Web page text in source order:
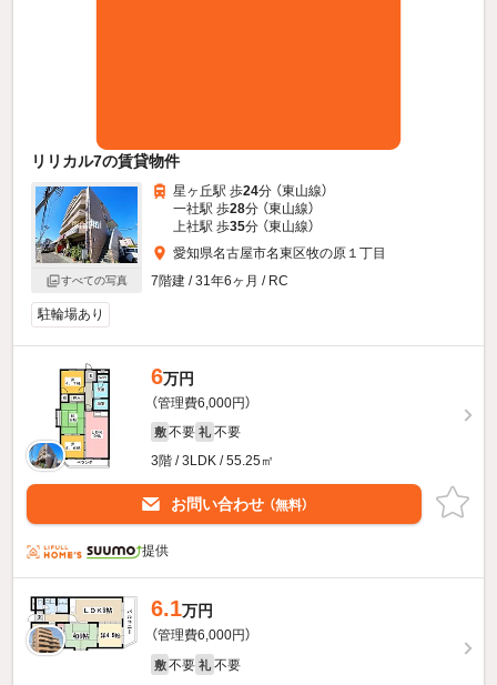
リリカル7の賃貸物件
すべての写真
星ヶ丘駅 歩24分 （東山線）
一社駅 歩28分 （東山線）
上社駅 歩35分 （東山線）
愛知県名古屋市名東区牧の原１丁目
7階建 / 31年6ヶ月 / RC
駐輪場あり
6万円
（管理費6,000円）
敷 不要 礼 不要
3階 / 3LDK / 55.25㎡
お問い合わせ （無料）
提供
6.1万円
（管理費6,000円）
敷 不要 礼 不要